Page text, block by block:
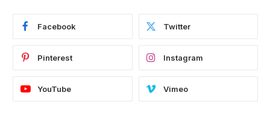
Facebook Twitter
Pinterest Instagram
YouTube Vimeo